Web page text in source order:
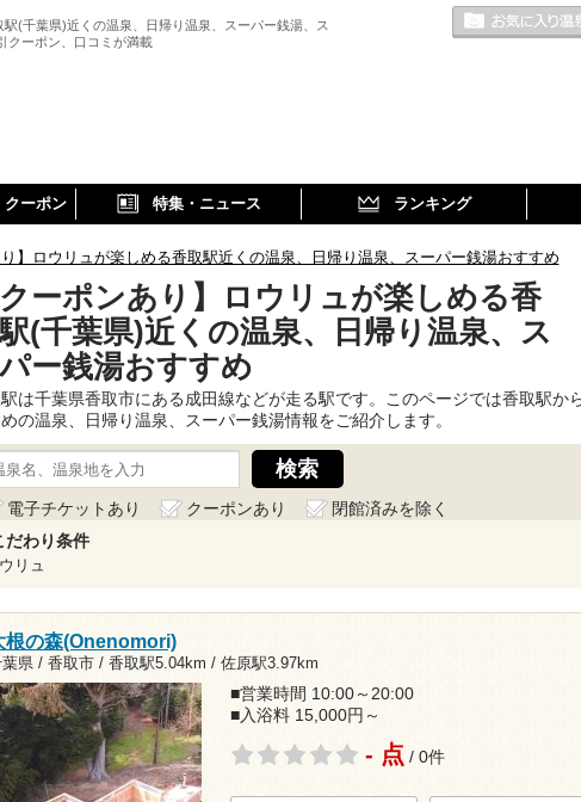
駅(千葉県)近くの温泉、日帰り温泉、スーパー銭湯、ス
クーポン、口コミが満載
クーポン 特集・ニュース ランキング
り】ロウリュが楽しめる香取駅近くの温泉、日帰り温泉、スーパー銭湯おすすめ
クーポンあり】ロウリュが楽しめる香
(千葉県)近くの温泉、日帰り温泉、ス
ー銭湯おすすめ
は千葉県香取市にある成田線などが走る駅です。このページでは香取駅か
の温泉、日帰り温泉、スーパー銭湯情報をご紹介します。
電子チケットあり クーポンあり
閉館済みを除く
だわり条件
リュ
根の森(Onenomori)
葉県 / 香取市 / 香取駅5.04km / 佐原駅3.97km
■営業時間 10:00～20:00
■入浴料 15,000円～
- 点 / 0件